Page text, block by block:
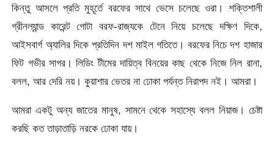
কিন্তু আসলে প্রতি মুহূর্তে বরফের সাথে ভেসে চলেছে ওরা। শক্তিশালী
গ্রীনল্যান্ড কারেন্ট গোটা বরফ-রাজ্যকে টেনে নিয়ে চলেছে দক্ষিণ দিকে,
আইসবার্গ অ্যালির দিকে প্রতিদিন দশ মাইল গতিতে। বরফের নিচে দশ হাজার
ফিট গভীর সাগর। লিডিং টীমের দায়িত্ব বিনয়ের কাছ থেকে নিজে নিল রানা,
বলল, আর দেরি নয়। কুয়াশার ভেতর না ঢোকা পর্যন্ত নিরাপদ নই। আমরা।
আমরা একটু অন্য জাতের মানুষ, সামনে থেকে সহাস্যে বলল নিয়াজ। চেষ্টা
করছি কত তাড়াতাড়ি নরকে ঢোকা যায়।